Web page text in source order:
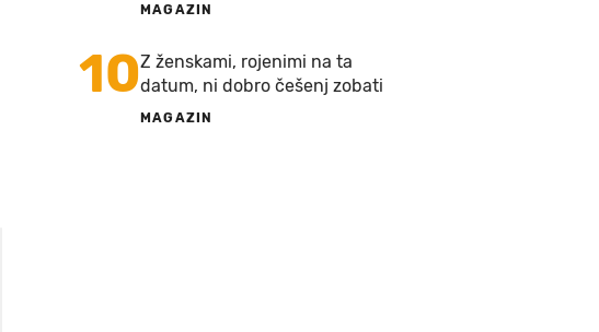
MAGAZIN
10Z ženskami, rojenimi na ta
datum, ni dobro češenj zobati
MAGAZIN